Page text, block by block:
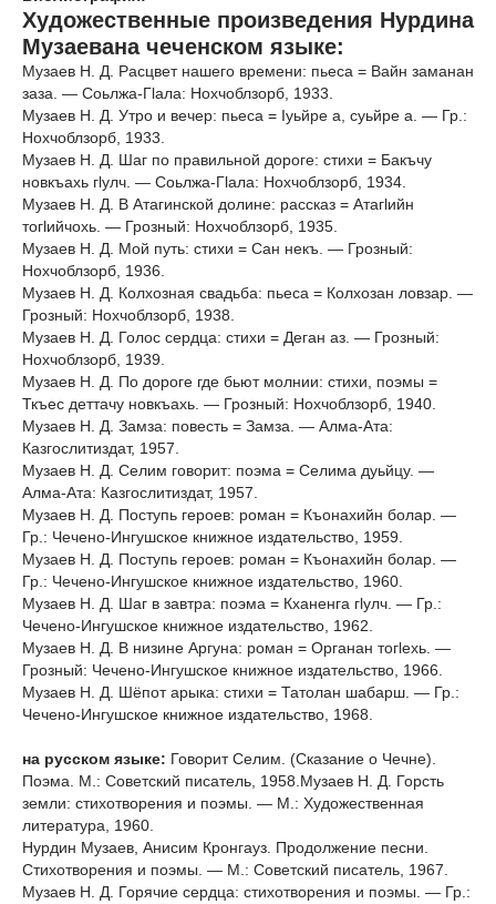
Художественные произведения Нурдина
Музаевана чеченском языке:
Музаев Н. Д. Расцвет нашего времени: пьеса = Вайн заманан
заза. — Соьлжа-Гӏала: Нохчоблзорб, 1933.
Музаев Н. Д. Утро и вечер: пьеса = Iуьйре а, суьйре а. — Гр.:
Нохчоблзорб, 1933.
Музаев Н. Д. Шаг по правильной дороге: стихи = Бакъчу
новкъахь гӏулч. — Соьлжа-Гӏала: Нохчоблзорб, 1934.
Музаев Н. Д. В Атагинской долине: рассказ = Атагӏийн
тогӏийчохь. — Грозный: Нохчоблзорб, 1935.
Музаев Н. Д. Мой путь: стихи = Сан некъ. — Грозный:
Нохчоблзорб, 1936.
Музаев Н. Д. Колхозная свадьба: пьеса = Колхозан ловзар. —
Грозный: Нохчоблзорб, 1938.
Музаев Н. Д. Голос сердца: стихи = Деган аз. — Грозный:
Нохчоблзорб, 1939.
Музаев Н. Д. По дороге где бьют молнии: стихи, поэмы =
Ткъес деттачу новкъахь. — Грозный: Нохчоблзорб, 1940.
Музаев Н. Д. Замза: повесть = Замза. — Алма-Ата:
Казгослитиздат, 1957.
Музаев Н. Д. Селим говорит: поэма = Селима дуьйцу. —
Алма-Ата: Казгослитиздат, 1957.
Музаев Н. Д. Поступь героев: роман = Къонахийн болар. —
Гр.: Чечено-Ингушское книжное издательство, 1959.
Музаев Н. Д. Поступь героев: роман = Къонахийн болар. —
Гр.: Чечено-Ингушское книжное издательство, 1960.
Музаев Н. Д. Шаг в завтра: поэма = Кханенга гӏулч. — Гр.:
Чечено-Ингушское книжное издательство, 1962.
Музаев Н. Д. В низине Аргуна: роман = Органан тогӏехь. —
Грозный: Чечено-Ингушское книжное издательство, 1966.
Музаев Н. Д. Шёпот арыка: стихи = Татолан шабарш. — Гр.:
Чечено-Ингушское книжное издательство, 1968.
на русском языке: Говорит Селим. (Сказание о Чечне).
Поэма. М.: Советский писатель, 1958.Музаев Н. Д. Горсть
земли: стихотворения и поэмы. — М.: Художественная
литература, 1960.
Нурдин Музаев, Анисим Кронгауз. Продолжение песни.
Стихотворения и поэмы. — М.: Советский писатель, 1967.
Музаев Н. Д. Горячие сердца: стихотворения и поэмы. — Гр.: